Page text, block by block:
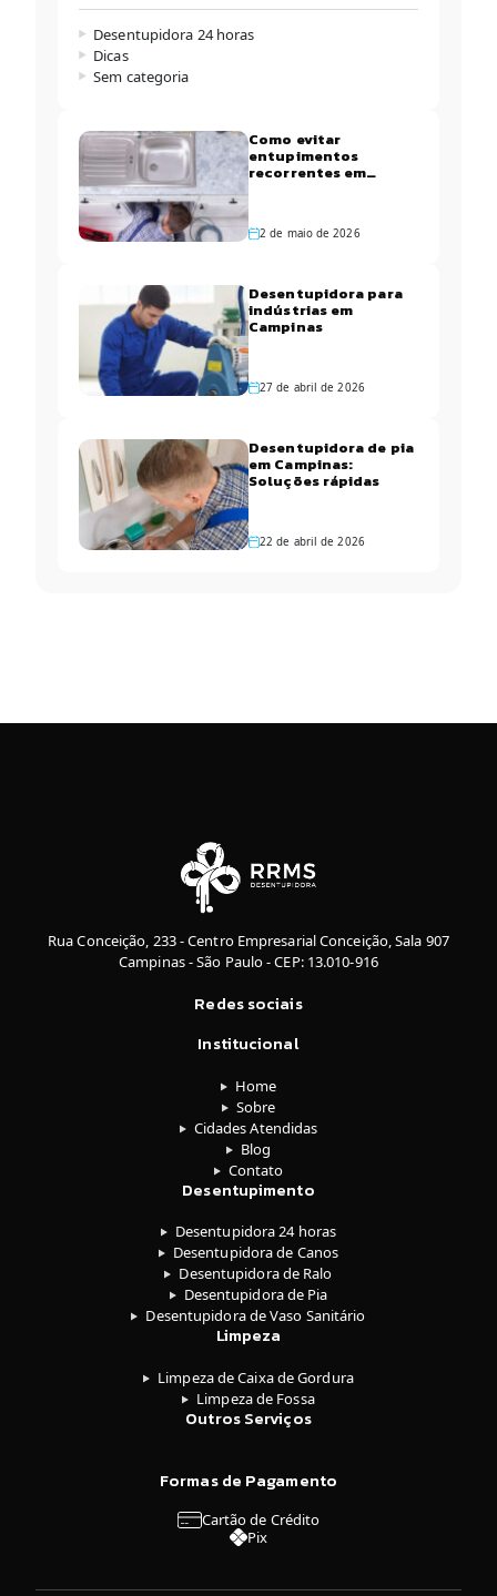
Desentupidora 24 horas
Dicas
Sem categoria
Como evitar
entupimentos
recorrentes em
2 de maio de 2026
Desentupidora para
indústrias em
Campinas
27 de abril de 2026
Desentupidora de pia
em Campinas:
Soluções rápidas
22 de abril de 2026
Rua Conceição, 233 - Centro Empresarial Conceição, Sala 907
Campinas - São Paulo - CEP: 13.010-916
Redes sociais
Institucional
Home
Sobre
Cidades Atendidas
Blog
Contato
Desentupimento
Desentupidora 24 horas
Desentupidora de Canos
Desentupidora de Ralo
Desentupidora de Pia
Desentupidora de Vaso Sanitário
Limpeza
Limpeza de Caixa de Gordura
Limpeza de Fossa
Outros Serviços
Formas de Pagamento
Cartão de Crédito
Pix